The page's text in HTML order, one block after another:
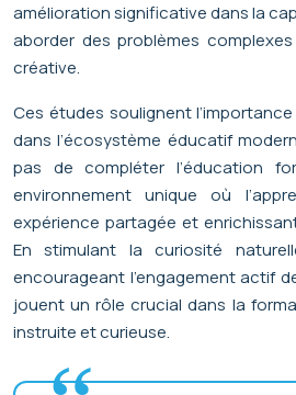
amélioration significative dans la
aborder des problèmes
créative.
Ces études soulignent
dans l’écosystème éducatif
pas de compléter l’éducation
environnement unique où
expérience partagée et
En stimulant la curiosité
encourageant l’engagement actif
jouent un rôle crucial dans la
instruite et curieuse.